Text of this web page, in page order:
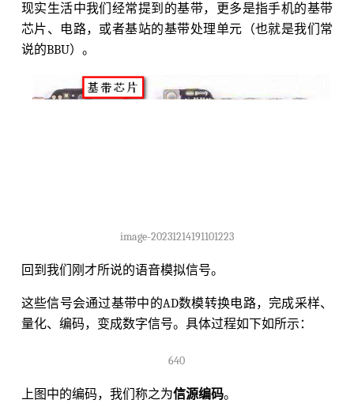
现实生活中我们经常提到的基带，更多是指手机的基带
芯片、电路，或者基站的基带处理单元（也就是我们常
说的BBU）。
image-20231214191101223
回到我们刚才所说的语音模拟信号。
这些信号会通过基带中的AD数模转换电路，完成采样、
量化、编码，变成数字信号。具体过程如下如所示：
640
上图中的编码，我们称之为信源编码。